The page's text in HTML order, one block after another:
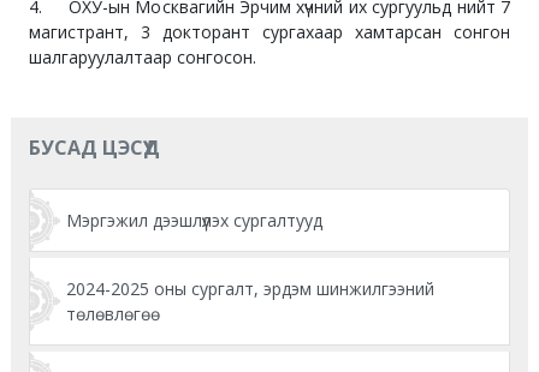
4. ОХУ-ын Москвагийн Эрчим хүчний их сургуульд нийт 7
магистрант, 3 докторант сургахаар хамтарсан сонгон
шалгаруулалтаар сонгосон.
БУСАД ЦЭСҮҮД
Мэргэжил дээшлүүлэх сургалтууд
2024-2025 оны сургалт, эрдэм шинжилгээний
төлөвлөгөө